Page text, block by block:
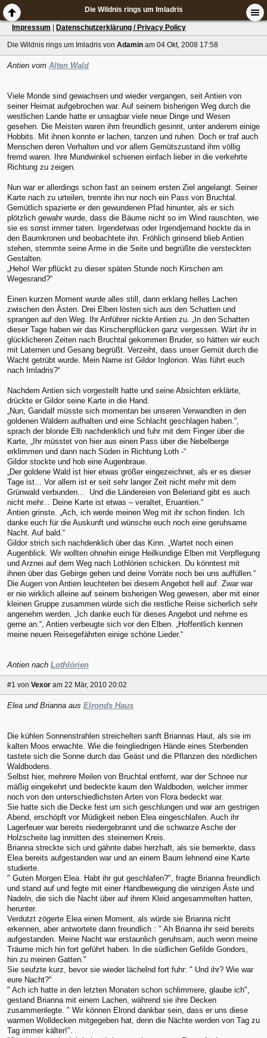
Die Wildnis rings um Imladris
Impressum Datenschutzerklärung / Privacy Policy
Die Wildnis rings um Imladris von Adamin am 04 Okt, 2008 17:58
Antien vom Alten Wald
Viele Monde sind gewachsen und wieder vergangen, seit Antien von
seiner Heimat aufgebrochen war. Auf seinem bisherigen Weg durch die
westlichen Lande hatte er unsagbar viele neue Dinge und Wesen
gesehen. Die Meisten waren ihm freundlich gesinnt, unter anderem einige
Hobbits. Mit ihnen konnte er lachen, tanzen und ruhen. Doch er traf auch
Menschen deren Verhalten und vor allem Gemütszustand ihm völlig
fremd waren. Ihre Mundwinkel schienen einfach lieber in die verkehrte
Richtung zu zeigen.
Nun war er allerdings schon fast an seinem ersten Ziel angelangt. Seiner
Karte nach zu urteilen, trennte ihn nur noch ein Pass von Bruchtal.
Gemütlich spazierte er den gewundenen Pfad hinunter, als er sich
plötzlich gewahr wurde, dass die Bäume nicht so im Wind rauschten, wie
sie es sonst immer taten. Irgendetwas oder Irgendjemand hockte da in
den Baumkronen und beobachtete ihn. Fröhlich grinsend blieb Antien
stehen, stemmte seine Arme in die Seite und begrüßte die versteckten
Gestalten.
„Heho! Wer pflückt zu dieser späten Stunde noch Kirschen am
Wegesrand?“
Einen kurzen Moment wurde alles still, dann erklang helles Lachen
zwischen den Ästen. Drei Elben lösten sich aus den Schatten und
sprangen auf den Weg. Ihr Anführer nickte Antien zu. „In den Schatten
dieser Tage haben wir das Kirschenpflücken ganz vergessen. Wärt ihr in
glücklicheren Zeiten nach Bruchtal gekommen Bruder, so hätten wir euch
mit Laternen und Gesang begrüßt. Verzeiht, dass unser Gemüt durch die
Wacht getrübt wurde. Mein Name ist Gildor Inglorion. Was führt euch
nach Imladris?“
Nachdem Antien sich vorgestellt hatte und seine Absichten erklärte,
drückte er Gildor seine Karte in die Hand.
„Nun, Gandalf müsste sich momentan bei unseren Verwandten in den
goldenen Wäldern aufhalten und eine Schlacht geschlagen haben.“,
sprach der blonde Elb nachdenklich und fuhr mit dem Finger über die
Karte, „Ihr müsstet von hier aus einen Pass über die Nebelberge
erklimmen und dann nach Süden in Richtung Loth -“
Gildor stockte und hob eine Augenbraue.
„Der goldene Wald ist hier etwas größer eingezeichnet, als er es dieser
Tage ist... Vor allem ist er seit sehr langer Zeit nicht mehr mit dem
Grünwald verbunden... Und die Ländereien von Beleriand gibt es auch
nicht mehr... Deine Karte ist etwas – veraltet, Eruantien.“
Antien grinste. „Ach, ich werde meinen Weg mit ihr schon finden. Ich
danke euch für die Auskunft und wünsche euch noch eine geruhsame
Nacht. Auf bald.“
Gildor strich sich nachdenklich über das Kinn. „Wartet noch einen
Augenblick. Wir wollten ohnehin einige Heilkundige Elben mit Verpflegung
und Arznei auf dem Weg nach Lothlórien schicken. Du könntest mit
ihnen über das Gebirge gehen und deine Vorräte noch bei uns auffüllen.“
Die Augen von Antien leuchteten bei diesem Angebot hell auf. Zwar war
er nie wirklich alleine auf seinem bisherigen Weg gewesen, aber mit einer
kleinen Gruppe zusammen würde sich die restliche Reise sicherlich sehr
angenehm werden. „Ich danke euch für dieses Angebot und nehme es
gerne an.“, Antien verbeugte sich vor den Elben. „Hoffentlich kennen
meine neuen Reisegefährten einige schöne Lieder.“
Antien nach Lothlórien
#1 von Vexor am 22 Mär, 2010 20:02
Elea und Brianna aus Elronds Haus
Die kühlen Sonnenstrahlen streichelten sanft Briannas Haut, als sie im
kalten Moos erwachte. Wie die feingliedrigen Hände eines Sterbenden
tastete sich die Sonne durch das Geäst und die Pflanzen des nördlichen
Waldbodens.
Selbst hier, mehrere Meilen von Bruchtal entfernt, war der Schnee nur
mäßig eingekehrt und bedeckte kaum den Waldboden, welcher immer
noch von den unterschiedlichsten Arten von Flora bedeckt war.
Sie hatte sich die Decke fest um sich geschlungen und war am gestrigen
Abend, erschöpft vor Müdigkeit neben Elea eingeschlafen. Auch ihr
Lagerfeuer war bereits niedergebrannt und die schwarze Asche der
Holzscheite lag inmitten des steinernen Kreis.
Brianna streckte sich und gähnte dabei herzhaft, als sie bemerkte, dass
Elea bereits aufgestanden war und an einem Baum lehnend eine Karte
studierte.
" Guten Morgen Elea. Habt ihr gut geschlafen?", fragte Brianna freundlich
und stand auf und fegte mit einer Handbewegung die winzigen Äste und
Nadeln, die sich die Nacht über auf ihrem Kleid angesammelten hatten,
herunter.
Verdutzt zögerte Elea einen Moment, als würde sie Brianna nicht
erkennen, aber antwortete dann freundlich : " Ah Brianna ihr seid bereits
aufgestanden. Meine Nacht war erstaunlich geruhsam, auch wenn meine
Träume mich hin fort geführt haben. In die südlichen Gefilde Gondors,
hin zu meinen Gatten."
Sie seufzte kurz, bevor sie wieder lächelnd fort fuhr: " Und ihr? Wie war
eure Nacht?"
" Ach ich hatte in den letzten Monaten schon schlimmere, glaube ich",
gestand Brianna mit einem Lachen, während sie ihre Decken
zusammenlegte. " Wir können Elrond dankbar sein, dass er uns diese
warmen Wolldecken mitgegeben hat, denn die Nächte werden von Tag zu
Tag immer kälter!".